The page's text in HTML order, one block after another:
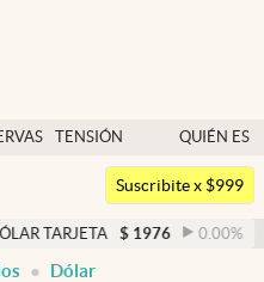
TENSIÓN
GEOPOLÍTICA
QUIÉN ES
QUIÉN
Argentina
Suscribite x $999
$ 1976 0.00% DÓLAR
Dólar